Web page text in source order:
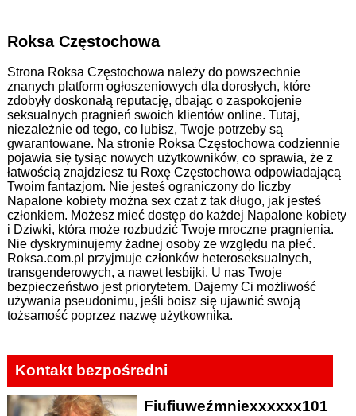
Roksa Częstochowa
Strona Roksa Częstochowa należy do powszechnie
znanych platform ogłoszeniowych dla dorosłych, które
zdobyły doskonałą reputację, dbając o zaspokojenie
seksualnych pragnień swoich klientów online. Tutaj,
niezależnie od tego, co lubisz, Twoje potrzeby są
gwarantowane. Na stronie Roksa Częstochowa codziennie
pojawia się tysiąc nowych użytkowników, co sprawia, że z
łatwością znajdziesz tu Roxę Częstochowa odpowiadającą
Twoim fantazjom. Nie jesteś ograniczony do liczby
Napalone kobiety można sex czat z tak długo, jak jesteś
członkiem. Możesz mieć dostęp do każdej Napalone kobiety
i Dziwki, która może rozbudzić Twoje mroczne pragnienia.
Nie dyskryminujemy żadnej osoby ze względu na płeć.
Roksa.com.pl przyjmuje członków heteroseksualnych,
transgenderowych, a nawet lesbijki. U nas Twoje
bezpieczeństwo jest priorytetem. Dajemy Ci możliwość
używania pseudonimu, jeśli boisz się ujawnić swoją
tożsamość poprzez nazwę użytkownika.
Kontakt bezpośredni
Fiufiuweźmniexxxxxx101